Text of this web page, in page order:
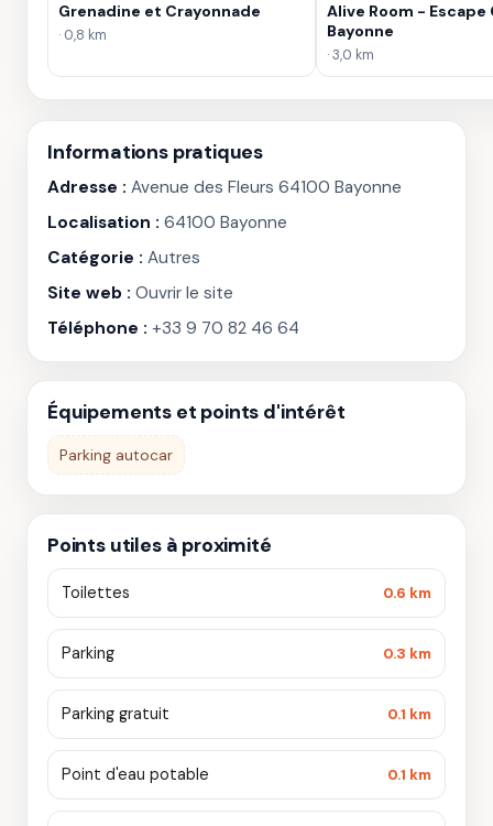
Grenadine et Crayonnade
· 0,8 km
Alive Room - Escape
Bayonne
· 3,0 km
Informations pratiques
Adresse : Avenue des Fleurs 64100 Bayonne
Localisation : 64100 Bayonne
Catégorie : Autres
Site web : Ouvrir le site
Téléphone : +33 9 70 82 46 64
Équipements et points d'intérêt
Parking autocar
Points utiles à proximité
Toilettes 0.6 km
Parking 0.3 km
Parking gratuit 0.1 km
Point d'eau potable 0.1 km